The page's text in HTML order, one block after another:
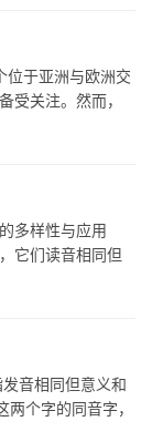
亚洲与欧洲交
受关注。然而，
多样性与应用
它们读音相同但
音相同但意义和
个字的同音字，